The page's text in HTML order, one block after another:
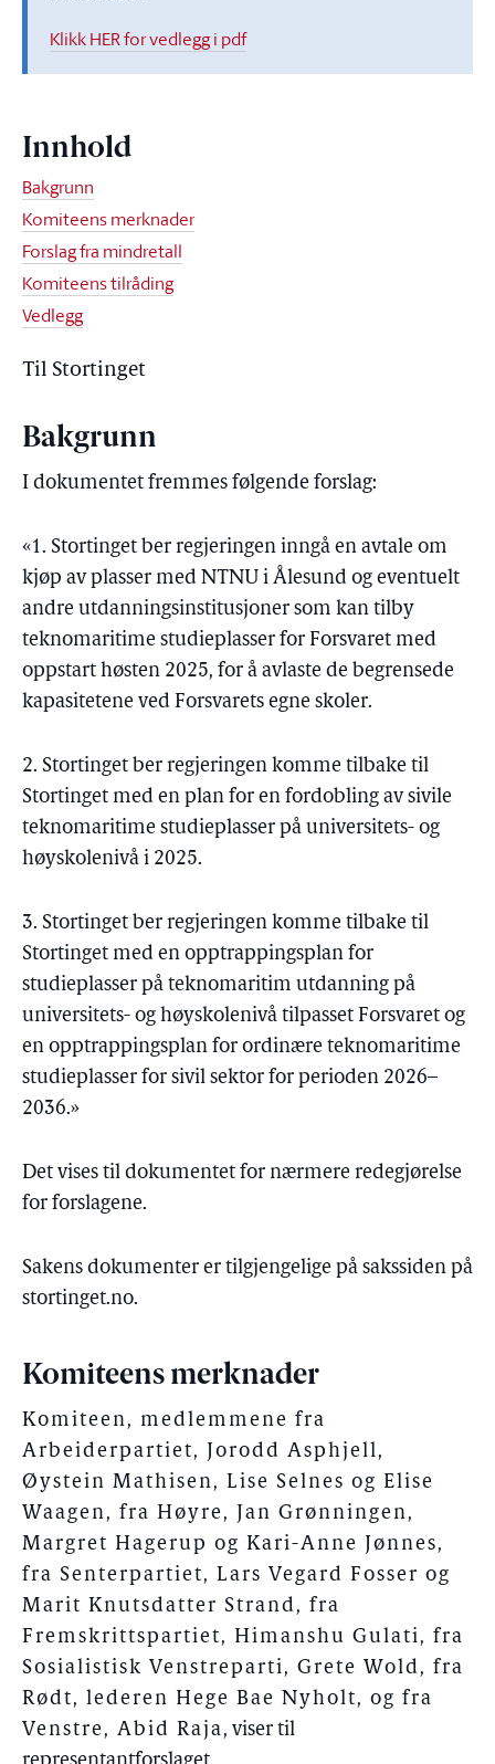
Klikk HER for vedlegg i pdf
Innhold
Bakgrunn
Komiteens merknader
Forslag fra mindretall
Komiteens tilråding
Vedlegg
Til Stortinget
Bakgrunn
I dokumentet fremmes følgende forslag:
«1. Stortinget ber regjeringen inngå en avtale om
kjøp av plasser med NTNU i Ålesund og eventuelt
andre utdanningsinstitusjoner som kan tilby
teknomaritime studieplasser for Forsvaret med
oppstart høsten 2025, for å avlaste de begrensede
kapasitetene ved Forsvarets egne skoler.
2. Stortinget ber regjeringen komme tilbake til
Stortinget med en plan for en fordobling av sivile
teknomaritime studieplasser på universitets- og
høyskolenivå i 2025.
3. Stortinget ber regjeringen komme tilbake til
Stortinget med en opptrappingsplan for
studieplasser på teknomaritim utdanning på
universitets- og høyskolenivå tilpasset Forsvaret og
en opptrappingsplan for ordinære teknomaritime
studieplasser for sivil sektor for perioden 2026–
2036.»
Det vises til dokumentet for nærmere redegjørelse
for forslagene.
Sakens dokumenter er tilgjengelige på sakssiden på
stortinget.no.
Komiteens merknader
Komiteen, medlemmene fra
Arbeiderpartiet, Jorodd Asphjell,
Øystein Mathisen, Lise Selnes og Elise
Waagen, fra Høyre, Jan Grønningen,
Margret Hagerup og Kari-Anne Jønnes,
fra Senterpartiet, Lars Vegard Fosser og
Marit Knutsdatter Strand, fra
Fremskrittspartiet, Himanshu Gulati, fra
Sosialistisk Venstreparti, Grete Wold, fra
Rødt, lederen Hege Bae Nyholt, og fra
Venstre, Abid Raja, viser til